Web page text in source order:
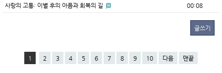
사랑의 고통: 이별 후의 아픔과 회복의 길 00:08
글쓰기
1 2 3 4 5 6 7 8 9 10 다음 맨끝